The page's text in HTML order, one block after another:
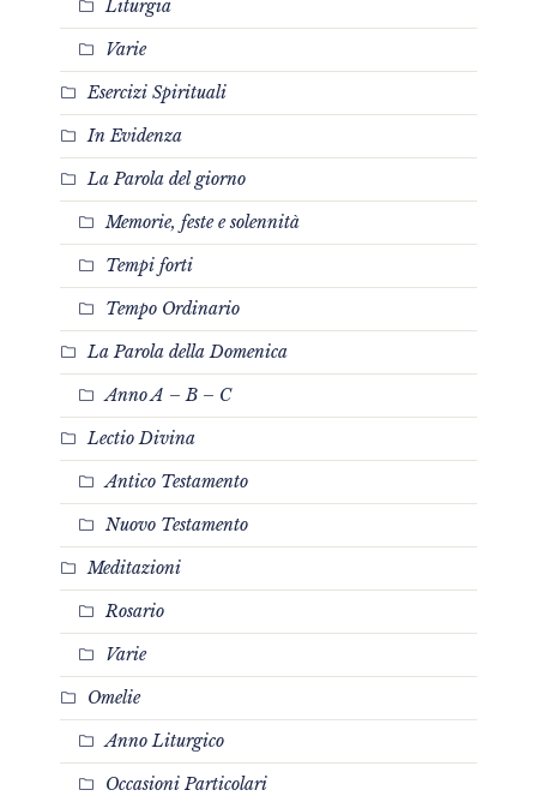
Liturgia
Varie
Esercizi Spirituali
In Evidenza
La Parola del giorno
Memorie, feste e solennità
Tempi forti
Tempo Ordinario
La Parola della Domenica
Anno A – B – C
Lectio Divina
Antico Testamento
Nuovo Testamento
Meditazioni
Rosario
Varie
Omelie
Anno Liturgico
Occasioni Particolari